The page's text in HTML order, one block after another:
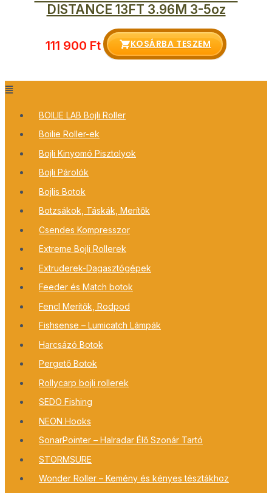
BOILIE LAB Bojli Roller
Boilie Roller-ek
Bojli Kinyomó Pisztolyok
Bojli Párolók
Bojlis Botok
Botzsákok, Táskák, Merítők
Csendes Kompresszor
Extreme Bojli Rollerek
Extruderek-Dagasztógépek
Feeder és Match botok
Fencl Merítők, Rodpod
Fishsense – Lumicatch Lámpák
Harcsázó Botok
Pergető Botok
Rollycarp bojli rollerek
SEDO Fishing
NEON Hooks
SonarPointer – Halradar Élő Szonár Tartó
STORMSURE
Wonder Roller – Kemény és kényes tésztákhoz
DISTANCE 13FT 3.96M 3-5oz
111 900 Ft KOSÁRBA TESZEM